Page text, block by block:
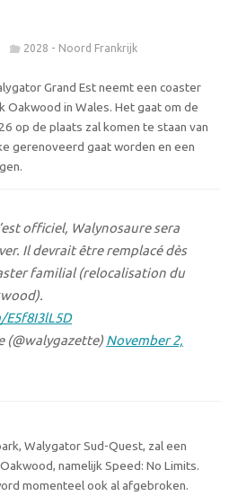
2028 - Noord Frankrijk
Grand Est neemt een coaster
in Wales. Het gaat om de
op de plaats zal komen te staan van
gerenoveerd gaat worden en een
officiel, Walynosaure sera
Il devrait être remplacé dès
familial (relocalisation du
(@walygazette) November 2,
Walygator Sud-Quest, zal een
namelijk Speed: No Limits.
momenteel ook al afgebroken.